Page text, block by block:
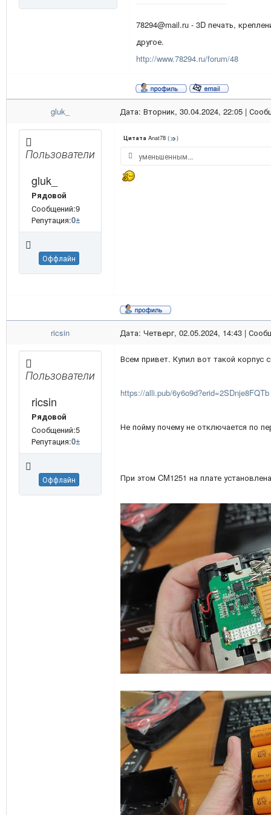
78294@mail.ru - 3D печать,
другое.
http://www.78294.ru/forum/48
gluk_ Дата: Вторник, 30.04.2024, 22:05 |
Пользователи
gluk_
Рядовой
Сообщений:9
Репутация:0±
Оффлайн
Цитата Anat78 ( )
уменьшенным...
ricsin Дата: Четверг, 02.05.2024, 14:43 |
Пользователи
ricsin
Рядовой
Сообщений:5
Репутация:0±
Оффлайн
Всем привет. Купил вот такой корпус
https://alli.pub/6y6o9d?erid=2SDnje8FQTb
Не пойму почему не отключается по
При этом CM1251 на плате